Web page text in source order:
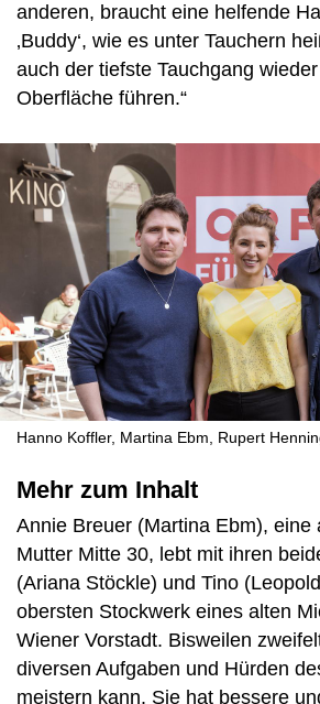
anderen, braucht eine helfende
‚Buddy‘, wie es unter Tauchern
auch der tiefste Tauchgang
Oberfläche führen.“
Hanno Koffler, Martina Ebm, Rupert
Mehr zum Inhalt
Annie Breuer (Martina Ebm), eine
Mutter Mitte 30, lebt mit ihren
(Ariana Stöckle) und Tino
obersten Stockwerk eines alten
Wiener Vorstadt. Bisweilen
diversen Aufgaben und Hürden
meistern kann. Sie hat bessere